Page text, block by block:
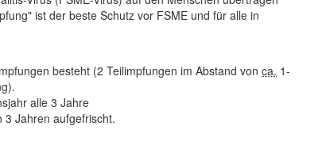
ist der beste Schutz vor FSME und für alle in
besteht (2 Teilimpf­ungen im Abstand von ca. 1-
alle 3 Jahre
3 Jahren aufgefrischt.